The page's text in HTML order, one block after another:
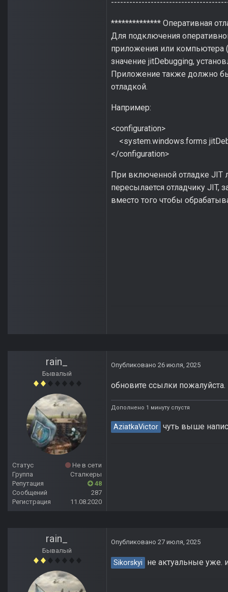
************** Оперативная
Для подключения
приложения или компьютера
значение jitDebugging,
Приложение также должно
отладкой.
Например:
<configuration>
<system.windows.forms
</configuration>
При включенной отладке
пересылается отладчику JIT,
вместо того чтобы
rain_
Бывалый
Статус
Не в сети
Группа
Сталкеры
Репутация
48
Сообщений
287
Регистрация
11.08.2020
Опубликовано 26 июля, 2025
обновите ссылки
Дополнено 1 минуту спустя
AziatkaVictor чуть выше
rain_
Бывалый
Опубликовано 27 июля, 2025
Sikorskyi не актуальные уже.